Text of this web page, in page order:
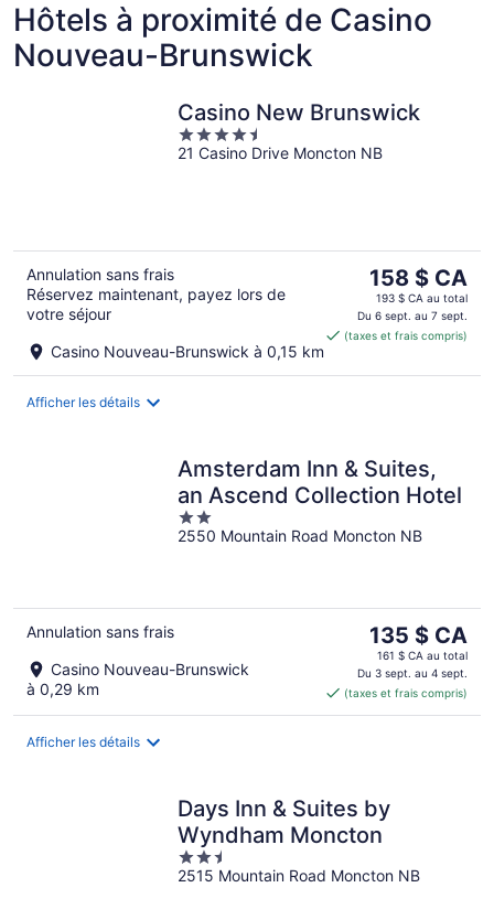
Hôtels à proximité de Casino
Nouveau-Brunswick
Casino New Brunswick
4.5
out
21 Casino Drive Moncton NB
Annulation sans frais
Réservez maintenant, payez lors de
votre séjour
Casino Nouveau-Brunswick à 0,15 km
Le
prix
est
de 158 $ CA
158 $ CA
193 $ CA au total
Du 6 sept. au 7 sept.
(taxes et frais compris)
Afficher les détails
Amsterdam Inn & Suites,
an Ascend Collection Hotel
2
out
2550 Mountain Road Moncton NB
Annulation sans frais
Casino Nouveau-Brunswick
à 0,29 km
Le
prix
est
de 135 $ CA
par
135 $ CA
161 $ CA au total
Du 3 sept. au 4 sept.
(taxes et frais compris)
Afficher les détails
Days Inn & Suites by
Wyndham Moncton
2.5
out
2515 Mountain Road Moncton NB